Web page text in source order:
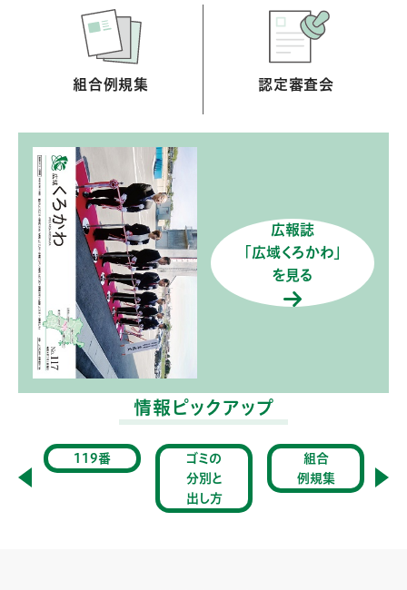
組合例規集 認定審査会
広報誌
「広域くろかわ」
を見る
情報ピックアップ
119番
ゴミの
分別と
出し方
組合
例規集